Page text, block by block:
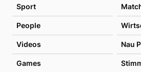
Sport
People
Videos Nau
Games